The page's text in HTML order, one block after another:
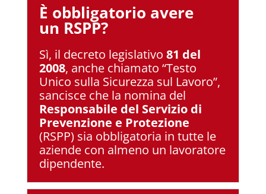
È obbligatorio avere
un RSPP?
Sì, il decreto legislativo 81 del
2008, anche chiamato “Testo
Unico sulla Sicurezza sul Lavoro”,
sancisce che la nomina del
Responsabile del Servizio di
Prevenzione e Protezione
(RSPP) sia obbligatoria in tutte le
aziende con almeno un lavoratore
dipendente.